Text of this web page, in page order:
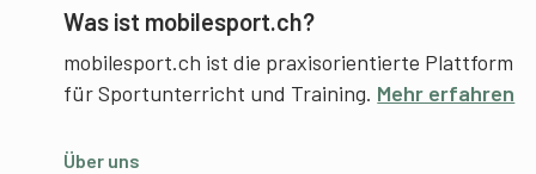
Was ist mobilesport.ch?
mobilesport.ch ist die praxisorientierte Plattform
für Sportunterricht und Training. Mehr erfahren
Über uns